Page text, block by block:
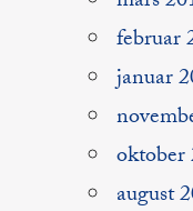
februar
januar
oktober
august